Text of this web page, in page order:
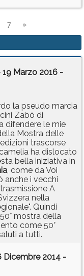
7 »
19 Marzo 2016 -
la pseudo marcia
Zabò di
difendere le mie
Mostra delle
trascorse
ha dislocato
bella iniziativa in
, come da Voi
anche i vecchi
A
nella
Quindi
mostra della
come 50°
a tutti.
Dicembre 2014 -